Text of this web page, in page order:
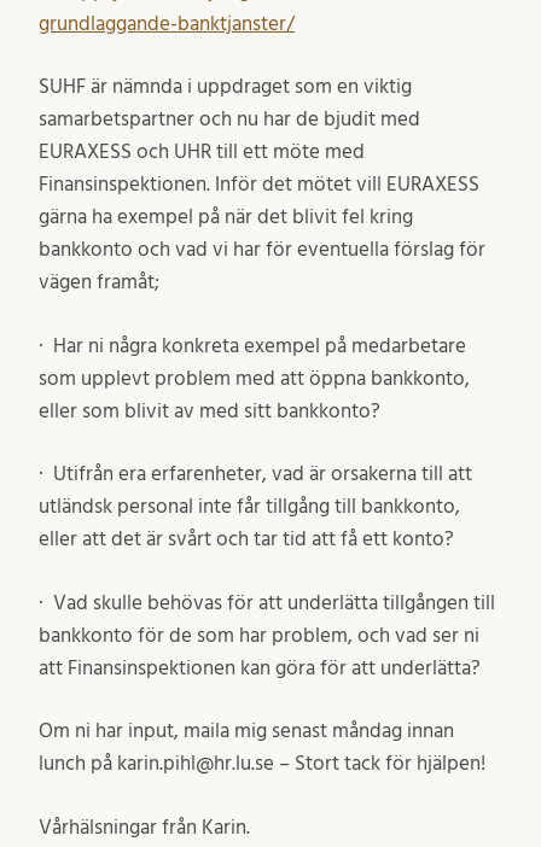
grundlaggande-banktjanster/
SUHF är nämnda i uppdraget som en viktig
samarbetspartner och nu har de bjudit med
EURAXESS och UHR till ett möte med
Finansinspektionen. Inför det mötet vill EURAXESS
gärna ha exempel på när det blivit fel kring
bankkonto och vad vi har för eventuella förslag för
vägen framåt;
· Har ni några konkreta exempel på medarbetare
som upplevt problem med att öppna bankkonto,
eller som blivit av med sitt bankkonto?
· Utifrån era erfarenheter, vad är orsakerna till att
utländsk personal inte får tillgång till bankkonto,
eller att det är svårt och tar tid att få ett konto?
· Vad skulle behövas för att underlätta tillgången till
bankkonto för de som har problem, och vad ser ni
att Finansinspektionen kan göra för att underlätta?
Om ni har input, maila mig senast måndag innan
lunch på karin.pihl@hr.lu.se – Stort tack för hjälpen!
Vårhälsningar från Karin.